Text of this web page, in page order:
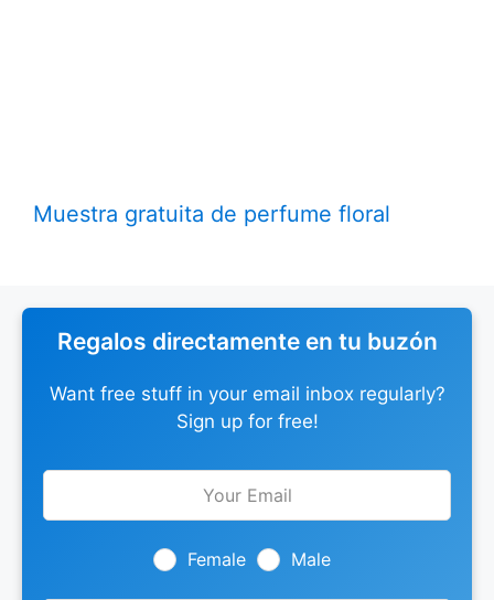
Muestra gratuita de perfume floral
Regalos directamente en tu buzón
Want free stuff in your email inbox regularly?
Sign up for free!
Leave
Female Male